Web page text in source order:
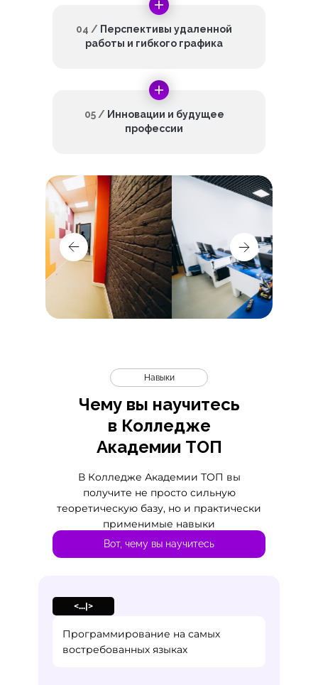
05 / Инновации и будущее
профессии
04 / Перспективы удаленной
работы и гибкого графика
Чему вы научитесь
в Колледже
Академии ТОП
Навыки
Вот, чему вы научитесь
В Колледже Академии ТОП вы
получите не просто сильную
теоретическую базу, но и практически
применимые навыки
<...|>
Программирование на самых
востребованных языках